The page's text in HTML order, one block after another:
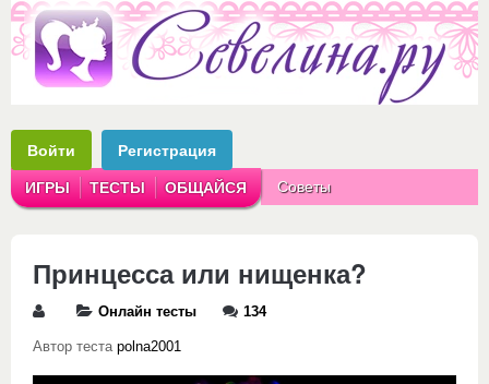
Войти Регистрация
ИГРЫ ТЕСТЫ ОБЩАЙСЯ Советы
Принцесса или нищенка?
Онлайн тесты 134
Автор теста polna2001